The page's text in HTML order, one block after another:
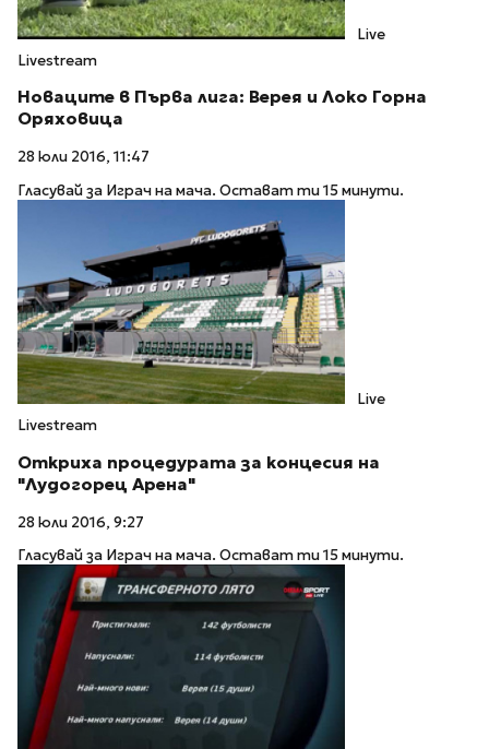
Live
Livestream
Новаците в Първа лига: Верея и Локо Горна
Оряховица
28 юли 2016, 11:47
Гласувай за Играч на мача. Остават ти 15 минути.
Live
Livestream
Откриха процедурата за концесия на
"Лудогорец Арена"
28 юли 2016, 9:27
Гласувай за Играч на мача. Остават ти 15 минути.